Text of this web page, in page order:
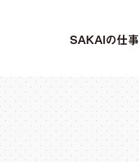
SAKAIの仕事